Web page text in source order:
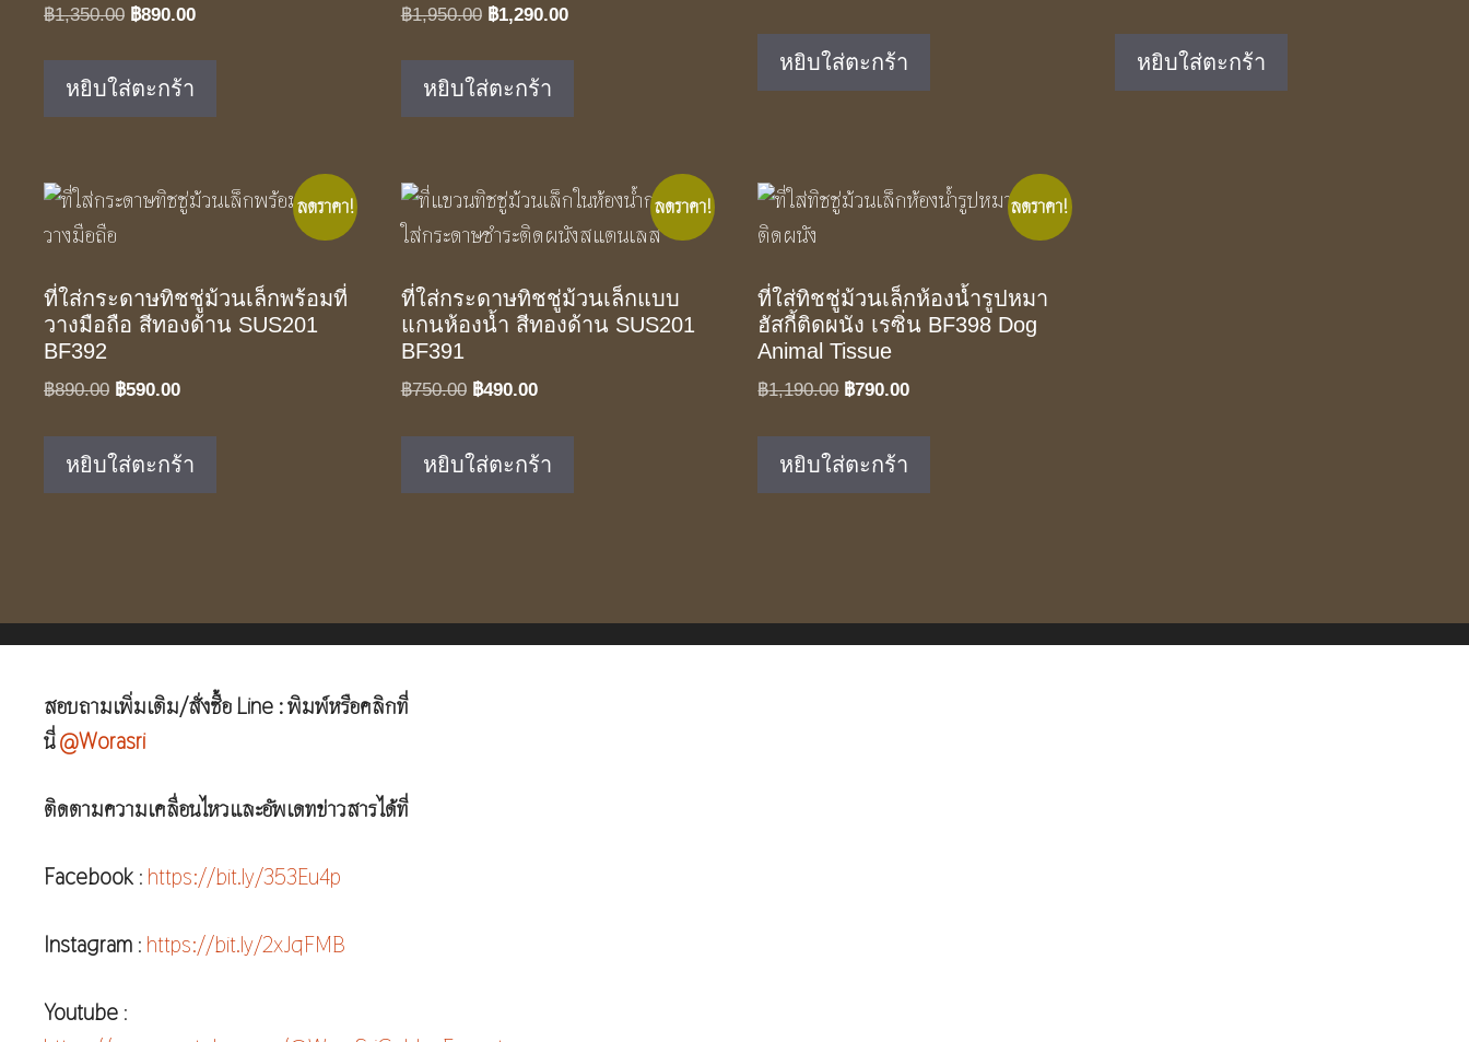
฿1,350.00 Original
฿1,350.00.
฿890.00Current
หยิบใส่ตะกร้า
฿1,950.00 Original
฿1,950.00.
฿1,290.00Current
หยิบใส่ตะกร้า
฿2,250.00.
หยิบใส่ตะกร้า
was:
฿890.00.฿590.00.
หยิบใส่ตะกร้า
ลดราคา!
ที่ใส่กระดาษทิชชู่ม้วนเล็กพร้อมที่
วางมือถือ สีทองด้าน SUS201
BF392
฿890.00 Original
was:
฿890.00.
฿590.00Current
฿590.00.
หยิบใส่ตะกร้า
ลดราคา!
ที่ใส่กระดาษทิชชู่ม้วนเล็กแบบ
แกนห้องน้ำ สีทองด้าน SUS201
BF391
฿750.00 Original
was:
฿750.00.
฿490.00Current
฿490.00.
หยิบใส่ตะกร้า
ลดราคา!
ที่ใส่ทิชชู่ม้วนเล็กห้องน้ำรูปหมา
ฮัสกี้ติดผนัง เรซิ่น BF398 Dog
Animal Tissue
฿1,190.00 Original
฿1,190.00.
฿790.00Current
หยิบใส่ตะกร้า
สอบถามเพิ่มเติม/สั่งซื้อ Line : พิมพ์หรือคลิกที่
นี่@Worasri
ติดตามความเคลื่อนไหวและอัพเดทข่าวสารได้ที่
Facebook : https://bit.ly/353Eu4p
Instagram : https://bit.ly/2xJqFMB
Youtube :